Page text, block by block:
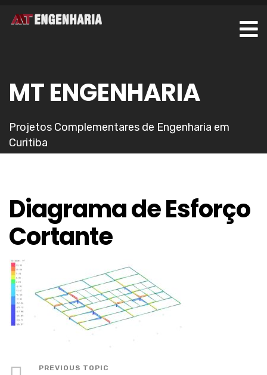
MT ENGENHARIA
Projetos Complementares de Engenharia em
Curitiba
Diagrama de Esforço
Cortante